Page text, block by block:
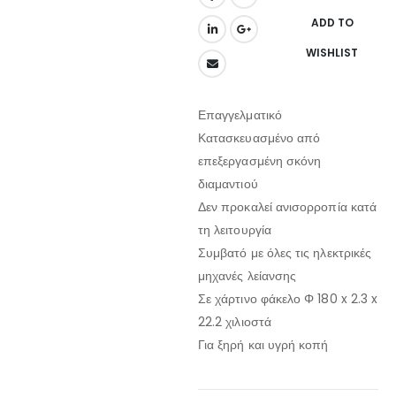
ADD TO
WISHLIST
Επαγγελματικό
Κατασκευασμένο από
επεξεργασμένη σκόνη
διαμαντιού
Δεν προκαλεί ανισορροπία κατά
τη λειτουργία
Συμβατό με όλες τις ηλεκτρικές
μηχανές λείανσης
Σε χάρτινο φάκελο Φ 180 x 2.3 x
22.2 χιλιοστά
Για ξηρή και υγρή κοπή